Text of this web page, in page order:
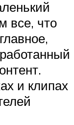
все, что
и клипах